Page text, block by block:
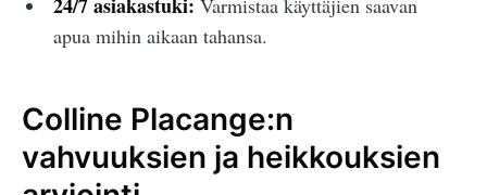
Varmistaa käyttäjien saavan
apua mihin aikaan tahansa.
Colline Placange:n
vahvuuksien ja heikkouksien